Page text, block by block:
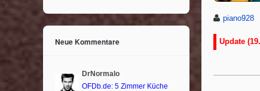
piano928
Update
Neue Kommentare
DrNormalo
OFDb.de: 5 Zimmer Küche